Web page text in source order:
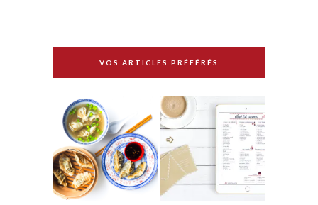
VOS ARTICLES PRÉFÉRÉS